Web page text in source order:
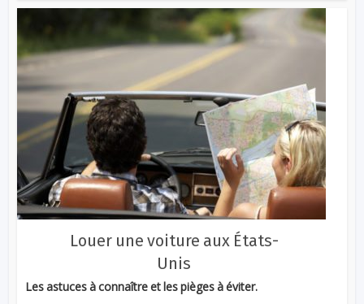
Louer une voiture aux États-
Unis
Les astuces à connaître et les pièges à éviter.